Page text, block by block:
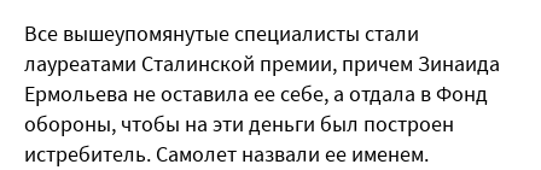
Все вышеупомянутые специалисты стали
лауреатами Сталинской премии, причем Зинаида
Ермольева не оставила ее себе, а отдала в Фонд
обороны, чтобы на эти деньги был построен
истребитель. Самолет назвали ее именем.